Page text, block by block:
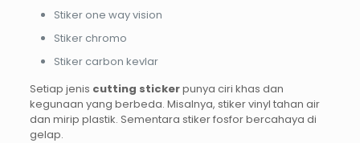
Stiker one way vision
Stiker chromo
Stiker carbon kevlar
Setiap jenis cutting stickerpunya ciri khas dan
kegunaan yang berbeda. Misalnya, stiker vinyl tahan air
dan mirip plastik. Sementara stiker fosfor bercahaya di
gelap.